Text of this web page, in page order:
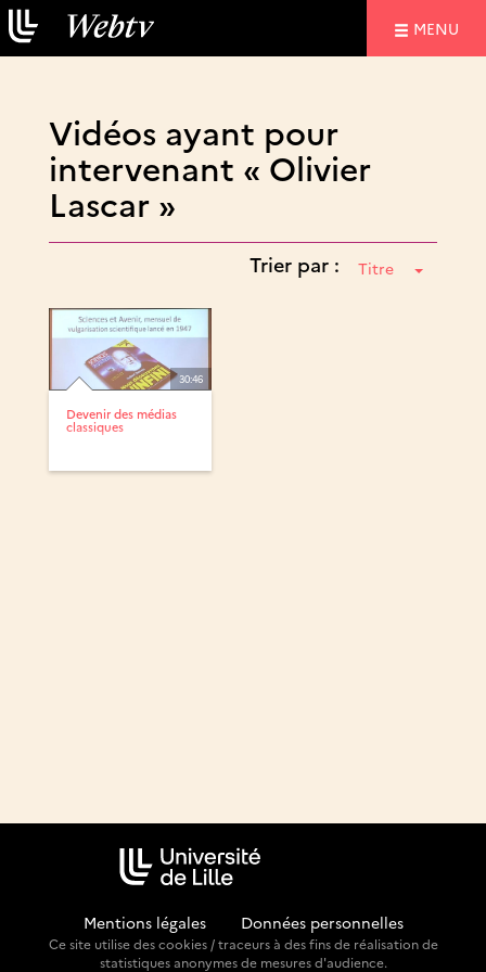
MENU
Vidéos ayant pour
intervenant « Olivier
Lascar »
Trier par : Titre
30:46
Devenir des médias
classiques
Mentions légales Données personnelles
Ce site utilise des cookies / traceurs à des fins de réalisation de
statistiques anonymes de mesures d'audience.